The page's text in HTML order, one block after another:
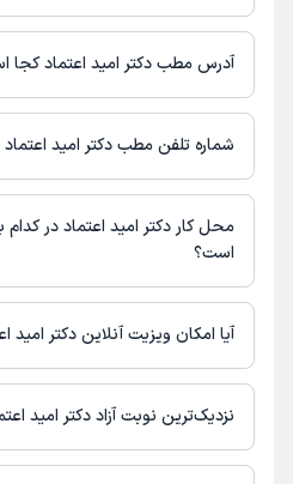
برای اطلاع از هزینه ویزیت دکتر امید
آدرس مطب دکتر امید اعتماد کجا
دکتر امید اعتماد 1 مطب فعال
زیر است.
شماره تلفن مطب دکتر امید
مطب مرکز پزشکی اکسیر : 01144432888
محل کار دکتر امید اعتماد در کدام
است؟
اطلاعاتی درباره محل فعالیت دکتر امید
نیست.
آیا امکان ویزیت آنلاین دکتر امید
در حال حاضر اطلاعاتی درباره ارائه ویزیت
دسترس نیست. برای دریافت اطلاعات
نزدیک‌ترین نوبت آزاد دکتر امید
دکتر امید اعتماد از روز شنبه 24 مرداد 1405 بیمار جدید می‌پذیرند.